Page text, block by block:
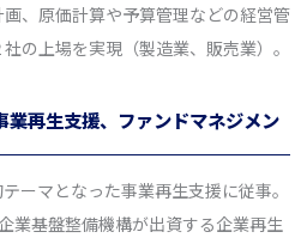
、原価計算や予算管理などの経営管
の上場を実現（製造業、販売業）。
再生支援、ファンドマネジメン
ーマとなった事業再生支援に従事。
業基盤整備機構が出資する企業再生